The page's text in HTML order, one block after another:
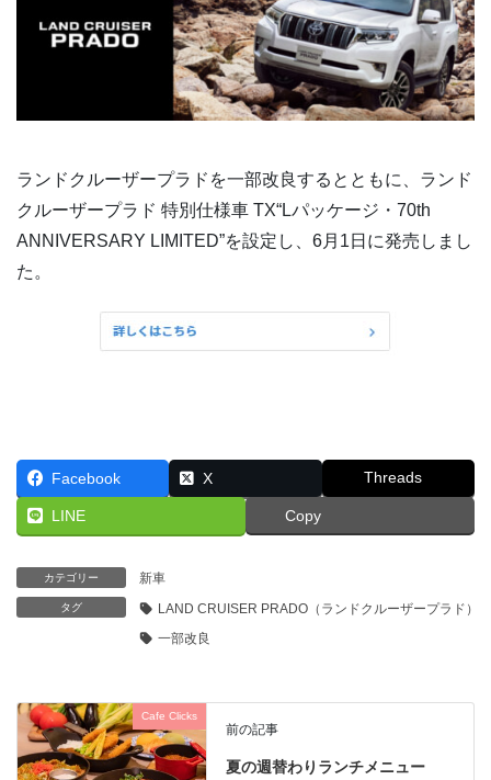
ランドクルーザープラドを一部改良するとともに、ランド
クルーザープラド 特別仕様車 TX“Lパッケージ・70th
ANNIVERSARY LIMITED”を設定し、6月1日に発売しまし
た。
Facebook X Threads
LINE Copy
カテゴリー 新車
タグ
LAND CRUISER PRADO（ランドクルーザープラド）
一部改良
Cafe Clicks
前の記事
夏の週替わりランチメニュー